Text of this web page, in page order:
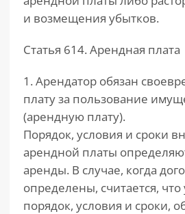
и возмещения убытков.
Статья 614. Арендная плата
1. Арендатор обязан
плату за пользование
(арендную плату).
Порядок, условия и сроки
арендной платы
аренды. В случае, когда
определены, считается,
порядок, условия и сроки,